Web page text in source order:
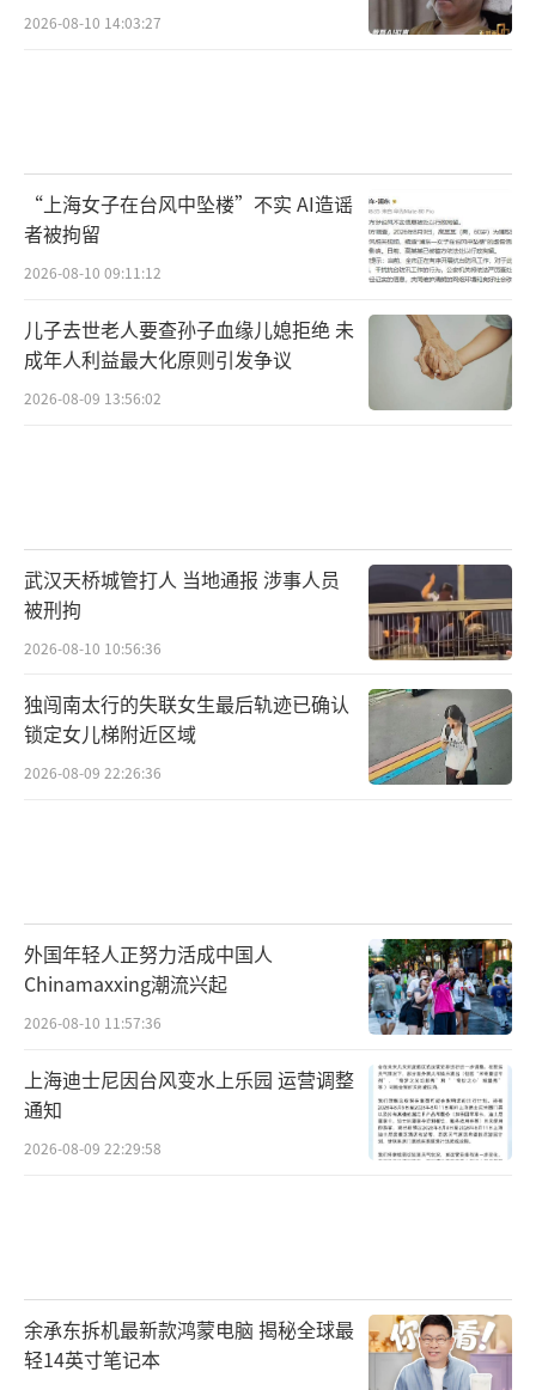
2026-08-10 14:03:27
“上海女子在台风中坠楼”不实 AI造谣
者被拘留
2026-08-10 09:11:12
儿子去世老人要查孙子血缘儿媳拒绝 未
成年人利益最大化原则引发争议
2026-08-09 13:56:02
武汉天桥城管打人 当地通报 涉事人员
被刑拘
2026-08-10 10:56:36
独闯南太行的失联女生最后轨迹已确认
锁定女儿梯附近区域
2026-08-09 22:26:36
外国年轻人正努力活成中国人
Chinamaxxing潮流兴起
2026-08-10 11:57:36
上海迪士尼因台风变水上乐园 运营调整
通知
2026-08-09 22:29:58
余承东拆机最新款鸿蒙电脑 揭秘全球最
轻14英寸笔记本